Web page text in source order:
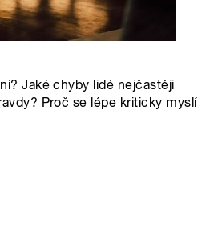
Jaké chyby lidé nejčastěji
Proč se lépe kriticky myslí